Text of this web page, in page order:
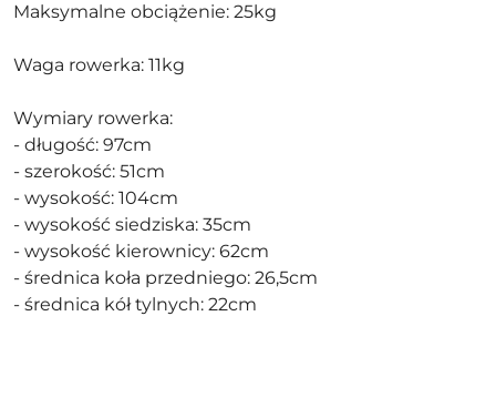
Maksymalne obciążenie: 25kg
Waga rowerka: 11kg
Wymiary rowerka:
- długość: 97cm
- szerokość: 51cm
- wysokość: 104cm
- wysokość siedziska: 35cm
- wysokość kierownicy: 62cm
- średnica koła przedniego: 26,5cm
- średnica kół tylnych: 22cm